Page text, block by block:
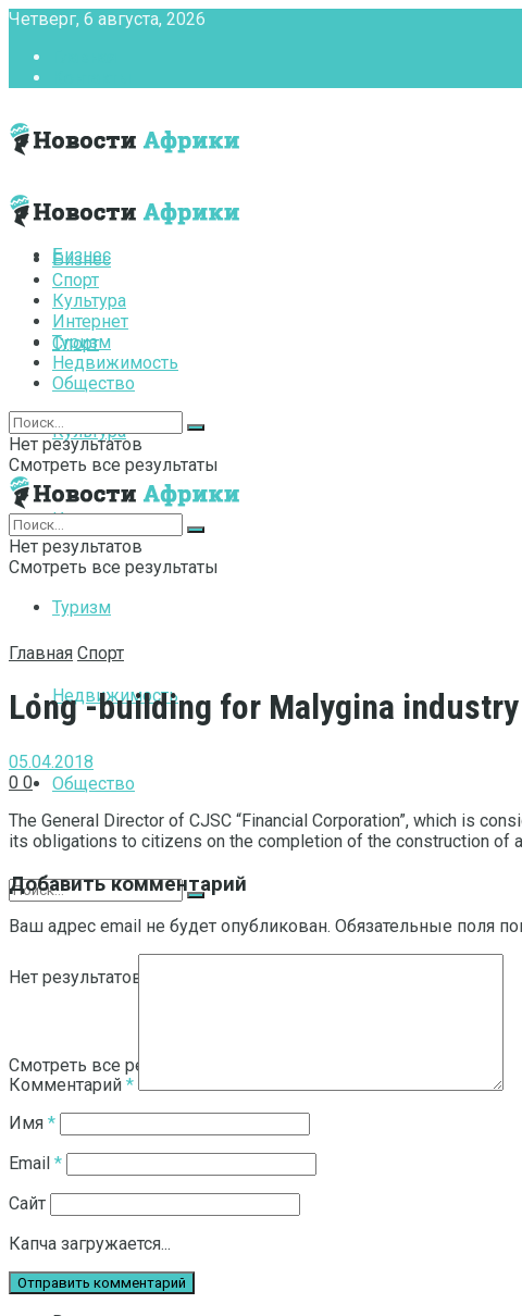
Четверг, 6 августа, 2026
Бизнес
Спорт
Культура
Интернет
Туризм
Недвижимость
Общество
Нет результатов
Смотреть все результаты
Бизнес
Спорт
Культура
Интернет
Туризм
Недвижимость
Общество
Нет результатов
Смотреть все результаты
Нет результатов
Смотреть все результаты
Главная Спорт
Long -building for Malygina
05.04.2018
0 0
The General Director of CJSC “Financial Corporation”, which is
its obligations to citizens on the completion of the construction of
Добавить комментарий
Ваш адрес email не будет опубликован. Обязательные поля
Комментарий *
Имя *
Email *
Сайт
Капча загружается...